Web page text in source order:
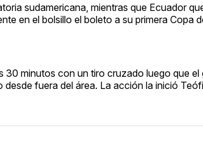
sudamericana, mientras que Ecuador
en el bolsillo el boleto a su primera Copa
minutos con un tiro cruzado luego que el
fuera del área. La acción la inició